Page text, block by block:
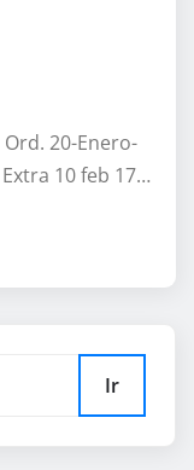
Ord. 20-Enero-
Extra 10 feb 17…
Ir